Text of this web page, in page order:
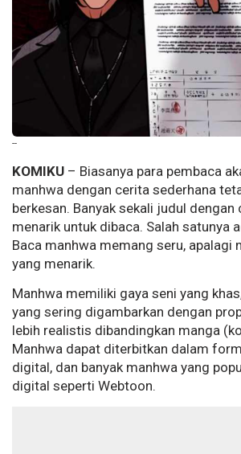
--
KOMIKU – Biasanya para pembaca
manhwa dengan cerita sederhana
berkesan. Banyak sekali judul dengan
menarik untuk dibaca. Salah satunya
Baca manhwa memang seru, apalagi
yang menarik.
Manhwa memiliki gaya seni yang
yang sering digambarkan dengan
lebih realistis dibandingkan manga
Manhwa dapat diterbitkan dalam
digital, dan banyak manhwa yang
digital seperti Webtoon.